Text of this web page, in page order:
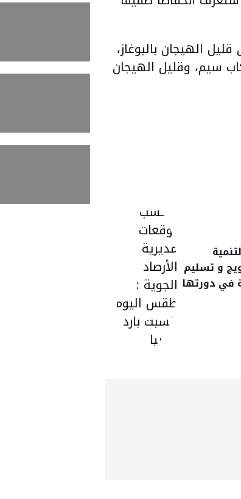
الهيجان بالبوغاز،
سيم، وقليل الهيجان
و تسليم
في دورتها